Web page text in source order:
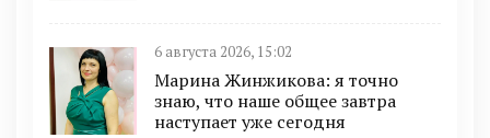
6 августа 2026, 15:02
Марина Жинжикова: я точно
знаю, что наше общее завтра
наступает уже сегодня